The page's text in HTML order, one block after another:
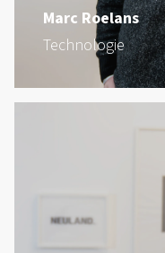
Marc Roelans
Technologie